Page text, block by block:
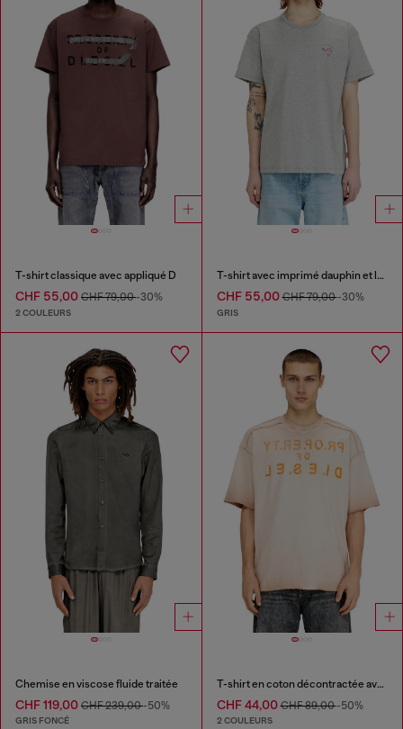
T-shirt classique avec appliqué D
CHF 55,00 CHF 79,00-30%
2 COULEURS
T-shirt avec imprimé dauphin et logo
CHF 55,00CHF 79,00-30%
GRIS
Chemise en viscose fluide traitée
CHF 119,00 CHF 239,00-50%
GRIS FONCÉ
T-shirt en coton décontractée avec imprimé devant et dos
CHF 44,00CHF 89,00-50%
2 COULEURS